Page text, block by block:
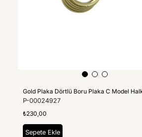
Gold Plaka Dörtlü Boru Plaka C Model
P-00024927
₺230,00
Sepete Ekle